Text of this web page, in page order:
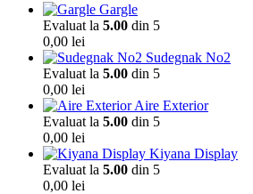
Gargle
Evaluat la 5.00 din 5
0,00 lei
Sudegnak No2
Evaluat la 5.00 din 5
0,00 lei
Aire Exterior
Evaluat la 5.00 din 5
0,00 lei
Kiyana Display
Evaluat la 5.00 din 5
0,00 lei